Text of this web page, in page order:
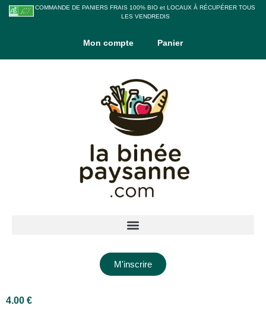
COMMANDE DE PANIERS FRAIS 100% BIO et LOCAUX À RÉCUPÉRER TOUS
LES VENDREDIS
Mon compte Panier
M'inscrire
4.00 €